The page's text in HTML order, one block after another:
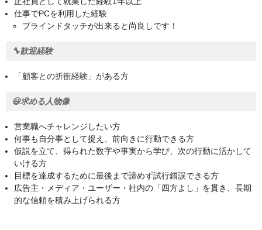
仕事でPCを利用した経験
ブラインドタッチが出来ると尚良しです！
🔧歓迎経験
「顧客との折衝経験」がある方
😃求める人物像
営業職へチャレンジしたい方
何事も自分事として捉え、前向きに行動できる方
仮説を立て、得られた数字や事実から学び、次の行動に活かして
いける方
目標を達成するために最後まで諦めず試行錯誤できる方
広告主・メディア・ユーザー・社内の「四方よし」を貫き、長期
的な信頼を積み上げられる方